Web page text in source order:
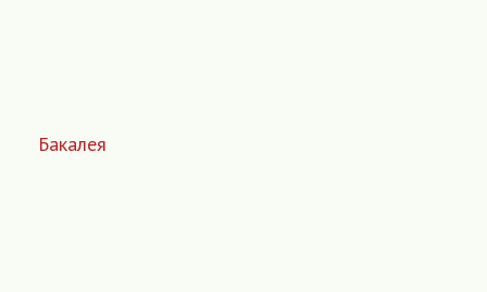
Бакалея